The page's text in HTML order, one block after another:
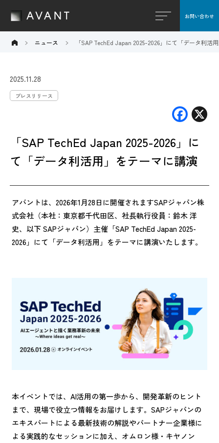
お問い合わせ
ニュース 「SAP TechEd Japan 2025-2026」にて「データ利活
2025.11.28
プレスリリース
F
e
b
o
k
「SAP TechEd Japan 2025-2026」に
て「データ利活用」をテーマに講演
アバントは、2026年1月28日に開催されますSAPジャパン株
式会社（本社：東京都千代田区、社長執行役員：鈴木 洋
史、以下 SAPジャパン）主催「SAP TechEd Japan 2025-
2026」にて「データ利活用」をテーマに講演いたします。
本イベントでは、AI活用の第一歩から、開発革新のヒント
まで、現場で役立つ情報をお届けします。SAPジャパンの
エキスパートによる最新技術の解説やパートナー企業様に
よる実践的なセッションに加え、オムロン様・キヤノン